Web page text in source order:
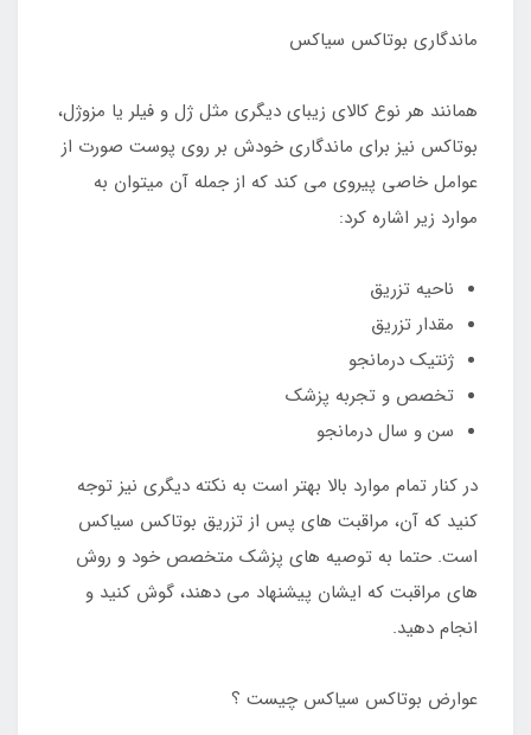
ماندگاری بوتاکس سیاکس
همانند هر نوع کالای زیبای دیگری مثل ژل و فیلر یا مزوژل،
بوتاکس نیز برای ماندگاری خودش بر روی پوست صورت از
عوامل خاصی پیروی می کند که از جمله آن میتوان به
موارد زیر اشاره کرد:
ناحیه تزریق
مقدار تزریق
ژنتیک درمانجو
تخصص و تجربه پزشک
سن و سال درمانجو
در کنار تمام موارد بالا بهتر است به نکته دیگری نیز توجه
کنید که آن، مراقبت های پس از تزریق بوتاکس سیاکس
است. حتما به توصیه های پزشک متخصص خود و روش
های مراقبت که ایشان پیشنهاد می دهند، گوش کنید و
انجام دهید.
عوارض بوتاکس سیاکس چیست ؟